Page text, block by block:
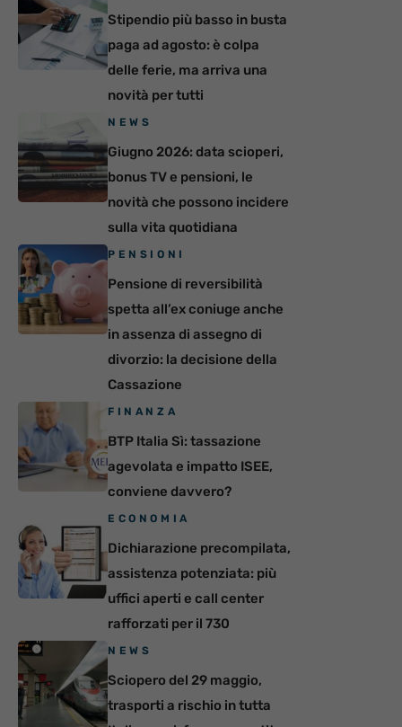
Stipendio più basso in busta
paga ad agosto: è colpa
delle ferie, ma arriva una
novità per tutti
NEWS
Giugno 2026: data scioperi,
bonus TV e pensioni, le
novità che possono incidere
sulla vita quotidiana
PENSIONI
Pensione di reversibilità
spetta all’ex coniuge anche
in assenza di assegno di
divorzio: la decisione della
Cassazione
FINANZA
BTP Italia Sì: tassazione
agevolata e impatto ISEE,
conviene davvero?
ECONOMIA
Dichiarazione precompilata,
assistenza potenziata: più
uffici aperti e call center
rafforzati per il 730
NEWS
Sciopero del 29 maggio,
trasporti a rischio in tutta